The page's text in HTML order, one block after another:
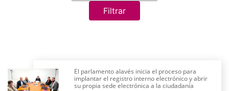
Filtrar
El parlamento alavés inicia el proceso para
implantar el registro interno electrónico y abrir
su propia sede electrónica a la ciudadanía